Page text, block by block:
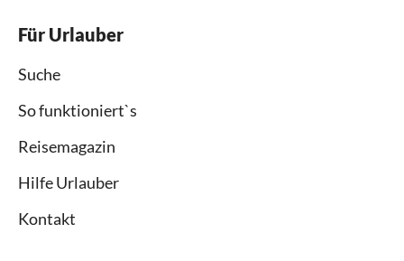
Für Urlauber
Suche
So funktioniert`s
Reisemagazin
Hilfe Urlauber
Kontakt